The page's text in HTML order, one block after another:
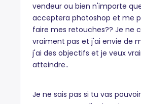
vendeur ou bien n'importe
acceptera photoshop et me
faire mes retouches?? Je ne
vraiment pas et j'ai envie de
j'ai des objectifs et je veux
atteindre..
Je ne sais pas si tu vas